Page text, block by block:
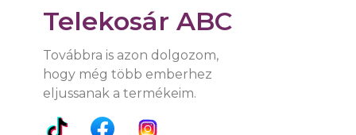
Telekosár ABC
Továbbra is azon dolgozom,
hogy még több emberhez
eljussanak a termékeim.